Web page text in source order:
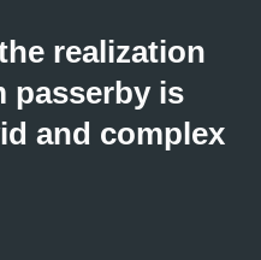
realization
passerby is
and complex